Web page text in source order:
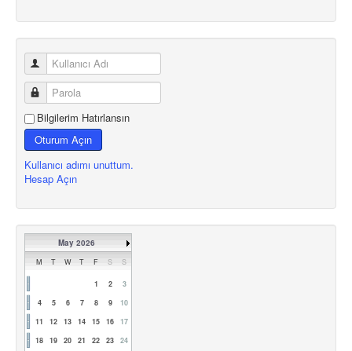
Bilgilerim Hatırlansın
Oturum Açın
Kullanıcı adımı unuttum.
Hesap Açın
May 2026
M T W T F S S
1 2
3
4
5 6 7 8 9
10
11
12 13 14 15 16
17
18
19 20 21 22 23
24